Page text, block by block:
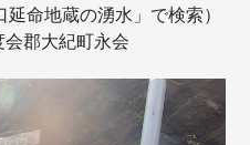
命地蔵の湧水」で検索）
郡大紀町永会